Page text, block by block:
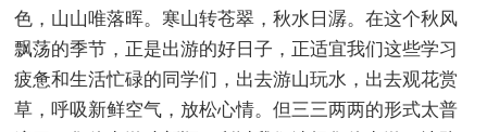
色，山山唯落晖。寒山转苍翠，秋水日潺。在这个秋风
飘荡的季节，正是出游的好日子，正适宜我们这些学习
疲惫和生活忙碌的同学们，出去游山玩水，出去观花赏
草，呼吸新鲜空气，放松心情。但三三两两的形式太普